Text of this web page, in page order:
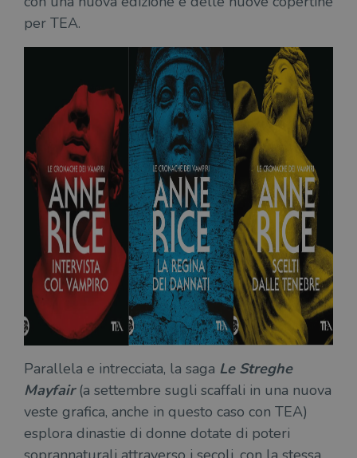
per TEA.
Parallela e intrecciata, la saga Le Streghe
Mayfair(a settembre sugli scaffali in una nuova
veste grafica, anche in questo caso con TEA)
esplora dinastie di donne dotate di poteri